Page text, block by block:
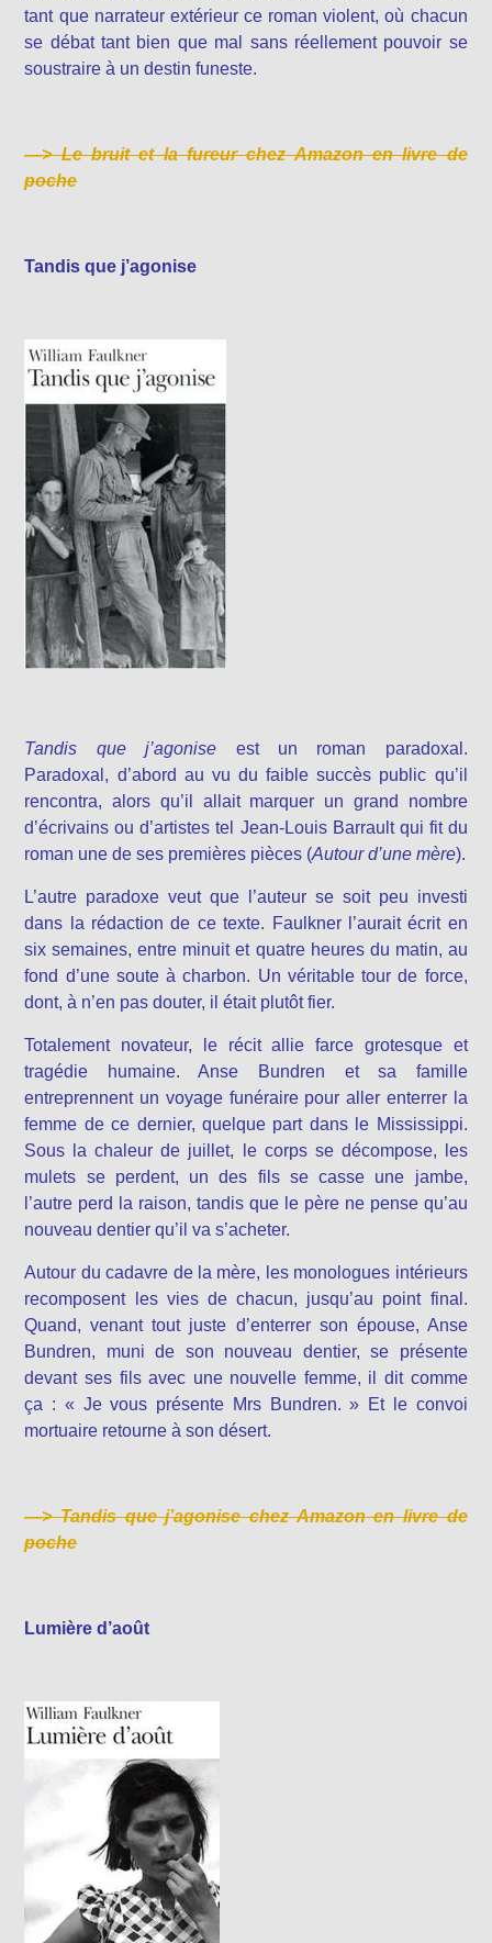
tant que narrateur extérieur ce roman violent, où chacun
se débat tant bien que mal sans réellement pouvoir se
soustraire à un destin funeste.
—>Le bruit et la fureur chez Amazon en livre de
poche
Tandis que j’agonise
Tandis que j’agonise est un roman paradoxal.
Paradoxal, d’abord au vu du faible succès public qu’il
rencontra, alors qu’il allait marquer un grand nombre
d’écrivains ou d’artistes tel Jean-Louis Barrault qui fit du
roman une de ses premières pièces (Autour d’une mère).
L’autre paradoxe veut que l’auteur se soit peu investi
dans la rédaction de ce texte. Faulkner l’aurait écrit en
six semaines, entre minuit et quatre heures du matin, au
fond d’une soute à charbon. Un véritable tour de force,
dont, à n’en pas douter, il était plutôt fier.
Totalement novateur, le récit allie farce grotesque et
tragédie humaine. Anse Bundren et sa famille
entreprennent un voyage funéraire pour aller enterrer la
femme de ce dernier, quelque part dans le Mississippi.
Sous la chaleur de juillet, le corps se décompose, les
mulets se perdent, un des fils se casse une jambe,
l’autre perd la raison, tandis que le père ne pense qu’au
nouveau dentier qu’il va s’acheter.
Autour du cadavre de la mère, les monologues intérieurs
recomposent les vies de chacun, jusqu’au point final.
Quand, venant tout juste d’enterrer son épouse, Anse
Bundren, muni de son nouveau dentier, se présente
devant ses fils avec une nouvelle femme, il dit comme
ça : « Je vous présente Mrs Bundren. » Et le convoi
mortuaire retourne à son désert.
—>Tandis que j’agonise chez Amazon en livre de
poche
Lumière d’août